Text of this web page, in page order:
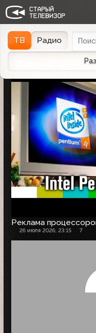
ТВ Радио
Найдено 1166 записей
Реклама
26 июля 2026, 23:15 7